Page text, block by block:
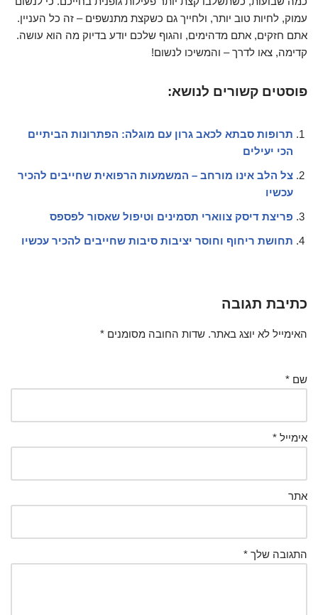
עמוק, לחיות טוב יותר, ולחייך גם כשקצת מתנשפים – זה כל העניין.
אתם חזקים, אתם מדהימים, והגוף שלכם יודע בדיוק מה הוא עושה.
קדימה, צאו לדרך – והמשיכו לנשום!
פוסטים קשורים לנושא:
תרופות סבתא לכאב גרון עם מוגלה: הפתרונות הביתיים
הכי יעילים
צל הלב אינו מורחב – המשמעות הרפואית שחייבים להכיר
עכשיו
פריצת דיסק צווארי תסמינים וטיפול שאסור לפספס
תחושת ריחוף וחוסר יציבות סיבות שחייבים להכיר עכשיו
כתיבת תגובה
האימייל לא יוצג באתר. שדות החובה מסומנים *
שם *
אימייל *
אתר
התגובה שלך *